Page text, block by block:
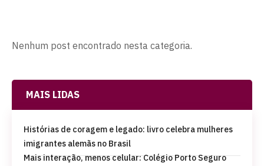
Nenhum post encontrado nesta categoria.
MAIS LIDAS
Histórias de coragem e legado: livro celebra mulheres
imigrantes alemãs no Brasil
Mais interação, menos celular: Colégio Porto Seguro